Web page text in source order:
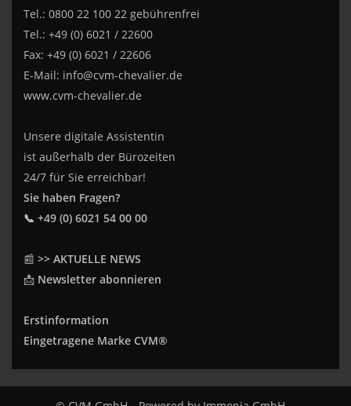
Tel.: 0800 22 100 22 gebührenfrei
Tel.: +49 (0) 6021 / 22600
Fax: +49 (0) 6021 / 22606
E-Mail: info@cvm-chevalier.de
www.cvm-chevalier.de
Unsere digitale Assistentin
ist außerhalb der Bürozeiten
24/7 für Sie erreichbar!
Sie haben Fragen?
📞 +49 (0) 6021 54 00 00
📰 >> AKTUELLE NEWS
📩 Newsletter abonnieren
Erstinformation
Eingetragene Marke CVM®